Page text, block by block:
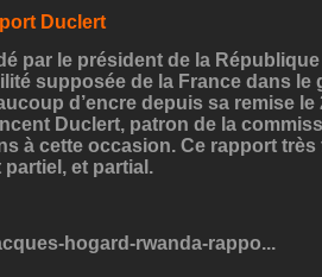
Duclert
par le président de la
supposée de la France dans le
d’encre depuis sa remise le
Duclert, patron de la
à cette occasion. Ce rapport très
et partial.
hogard-rwanda-rappo...